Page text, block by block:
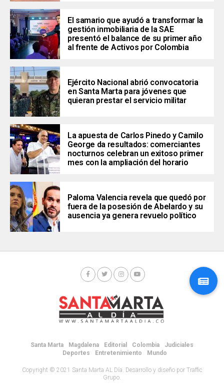
El samario que ayudó a transformar la
gestión inmobiliaria de la SAE
presentó el balance de su primer año
al frente de Activos por Colombia
Ejército Nacional abrió convocatoria
en Santa Marta para jóvenes que
quieran prestar el servicio militar
La apuesta de Carlos Pinedo y Camilo
George da resultados: comerciantes
nocturnos celebran un exitoso primer
mes con la ampliación del horario
Paloma Valencia revela que quedó por
fuera de la posesión de Abelardo y su
ausencia ya genera revuelo político
Santa Marta Magdalena Editorial Colombia
Judiciales
Deportes
Entretenimiento Mundo
Copyright © 2021 Santa Marta AL Día. Desarrollo y diseño por Traffic
Grupo.